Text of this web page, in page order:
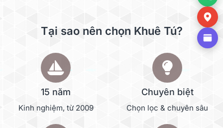
Tại sao nên chọn Khuê Tú?
15 năm
Kinh nghiệm, từ 2009
Chuyên biệt
Chọn lọc & chuyên sâu